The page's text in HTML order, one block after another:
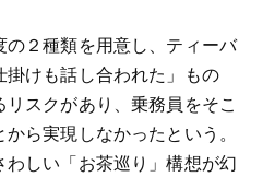
２種類を用意し、ティーバ
けも話し合われた」もの
スクがあり、乗務員をそこ
ら実現しなかったという。
しい「お茶巡り」構想が幻